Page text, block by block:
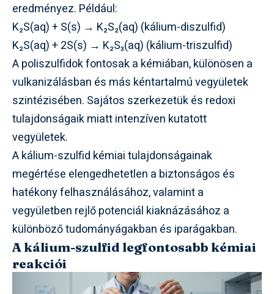
eredményez. Például:
K₂S(aq) + S(s) → K₂S₂(aq) (kálium-diszulfid)
K₂S(aq) + 2S(s) → K₂S₃(aq) (kálium-triszulfid)
A poliszulfidok fontosak a kémiában, különösen a
vulkanizálásban és más kéntartalmú vegyületek
szintézisében. Sajátos szerkezetük és redoxi
tulajdonságaik miatt intenzíven kutatott
vegyületek.
A kálium-szulfid kémiai tulajdonságainak
megértése elengedhetetlen a biztonságos és
hatékony felhasználásához, valamint a
vegyületben rejlő potenciál kiaknázásához a
különböző tudományágakban és iparágakban.
A kálium-szulfid legfontosabb kémiai
reakciói